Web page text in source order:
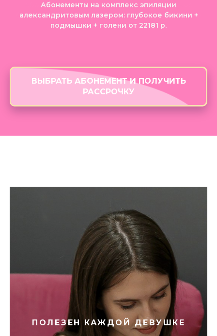
Абонементы на комплекс эпиляции
александритовым лазером: глубокое бикини +
подмышки + голени от 22181 р.
ВЫБРАТЬ АБОНЕМЕНТ И ПОЛУЧИТЬ
РАССРОЧКУ
ПОЛЕЗЕН КАЖДОЙ ДЕВУШКЕ